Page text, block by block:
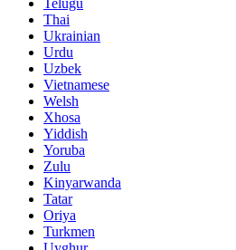
Telugu
Thai
Ukrainian
Urdu
Uzbek
Vietnamese
Welsh
Xhosa
Yiddish
Yoruba
Zulu
Kinyarwanda
Tatar
Oriya
Turkmen